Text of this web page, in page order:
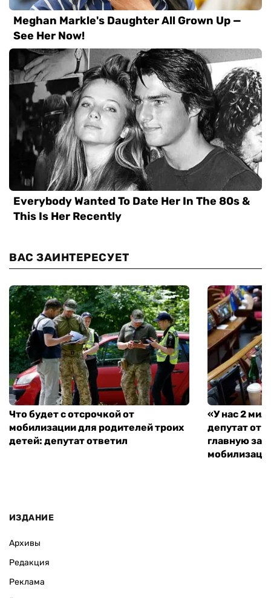
ВАС ЗАИНТЕРЕСУЕТ
Что будет с отсрочкой от
мобилизации для родителей троих
детей: депутат ответил
«У нас 2
депутат от
главную
ИЗДАНИЕ
Архивы
Редакция
Реклама